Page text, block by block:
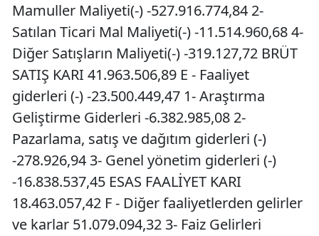
Mamuller Maliyeti(-) -527.916.774,84 2-
Satılan Ticari Mal Maliyeti(-) -11.514.960,68 4-
Diğer Satışların Maliyeti(-) -319.127,72 BRÜT
SATIŞ KARI 41.963.506,89 E - Faaliyet
giderleri (-) -23.500.449,47 1- Araştırma
Geliştirme Giderleri -6.382.985,08 2-
Pazarlama, satış ve dağıtım giderleri (-)
-278.926,94 3- Genel yönetim giderleri (-)
-16.838.537,45 ESAS FAALİYET KARI
18.463.057,42 F - Diğer faaliyetlerden gelirler
ve karlar 51.079.094,32 3- Faiz Gelirleri